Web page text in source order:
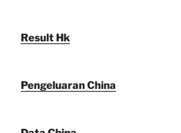
Result Hk
Pengeluaran China